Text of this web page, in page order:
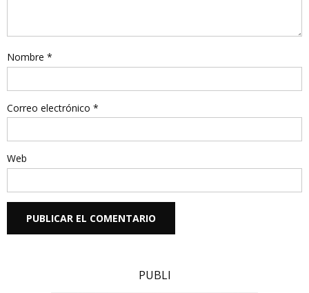
Nombre *
Correo electrónico *
Web
PUBLI